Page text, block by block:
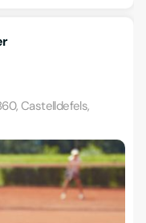
Castelldefels,